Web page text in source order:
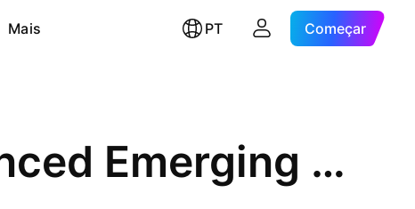
Mais PT Começar
Goldman Sachs Alpha Enhanced Emerging Markets Equity Active UCITS ETF - USD